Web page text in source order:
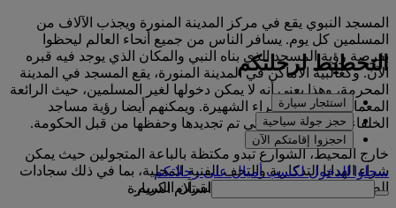
المسجد النبوي يقع في مركز المدينة المنورة ويجذب الآلاف من
المسلمين كل يوم. يسافر الناس من جميع أنحاء العالم ليحظوا
بفرصة رؤية المسجد الذي بناه النبي والمكان الذي يوجد فيه قبره
الآن. وكغالبية الأماكن في المدينة المنورة، يقع المسجد في المدينة
المحرمة، وهذا يعني أنه لا يمكن دخولها لغير المسلمين، حيث الرائعة
المعمارية للقبة الخضراء الشهيرة. ويمكنهم أيضا رؤية مساجد
الخلفاء الراشدين الـ4 التي تم تجديدها وحفظها من قبل الحكومة.
خارج المحيط، الشوارع تبدو مكتظة بالباعة المتجولين حيث يمكن
شراء الهدايا التذكارية والتحف الفنية المحلية، بما في ذلك سجادات
الصلاة المحاكة يدويا ونسخ من القرآن الكريم.
التخطيط لرحلتكم
استئجار سيارة
حجز جولة سياحية
احجزوا إقامتكم الآن
سجلوا الدخول لكسب أميالٍ على رحلاتكم
استلام السيارة